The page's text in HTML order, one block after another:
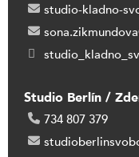
studio-kladno-
Studio Berlín /
734 807 379